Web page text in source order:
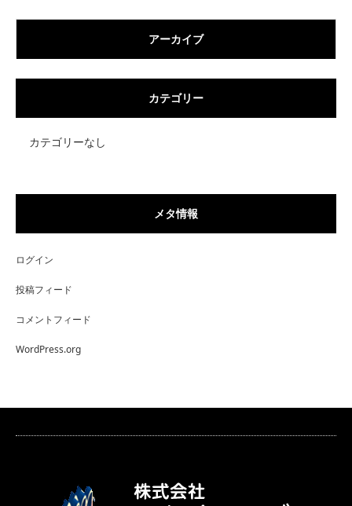
アーカイブ
カテゴリー
カテゴリーなし
メタ情報
ログイン
投稿フィード
コメントフィード
WordPress.org